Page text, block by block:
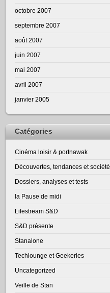
octobre 2007
septembre 2007
août 2007
juin 2007
mai 2007
avril 2007
janvier 2005
Catégories
Cinéma loisir & portnawak
Découvertes, tendances et société
Dossiers, analyses et tests
la Pause de midi
Lifestream S&D
S&D présente
Stanalone
Techlounge et Geekeries
Uncategorized
Veille de Stan